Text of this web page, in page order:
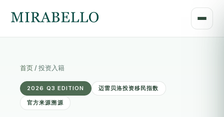
首页 / 投资入籍
2026 Q3 EDITION 迈雷贝洛投资移民指数
官方来源溯源